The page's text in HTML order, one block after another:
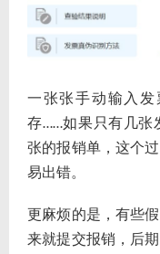
一张张手动输入
存……如果只有几张
张的报销单，这个
易出错。
更麻烦的是，有些
来就提交报销，后